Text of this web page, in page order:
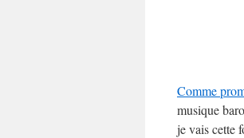
Comme
musique
je vais cette